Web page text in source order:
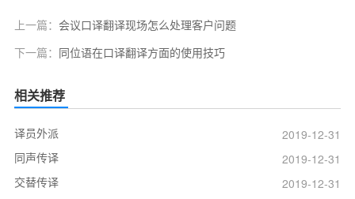
上一篇： 会议口译翻译现场怎么处理客户问题
下一篇： 同位语在口译翻译方面的使用技巧
相关推荐
译员外派
2019-12-31
同声传译
2019-12-31
交替传译
2019-12-31